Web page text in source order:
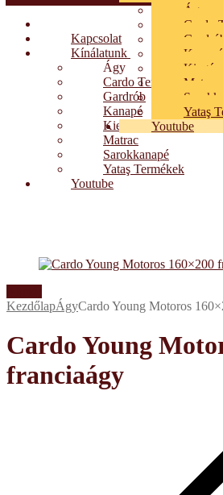
Ágy
Cardo
Gardrób
Kanapé
Matrac
Yataş
Youtube
Bemutatkozó
Kapcsolat
Kínálatunk
Ágy
Cardo Termékek
Gardrób
Kanapé
Kiegészítők
Matrac
Sarokkanapé
Yataş Termékek
Youtube
KezdőlapÁgyCardo Young Motoros
Cardo Young
franciaágy